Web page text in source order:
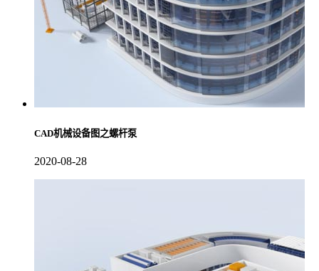
CAD机械设备图之螺杆泵
2020-08-28